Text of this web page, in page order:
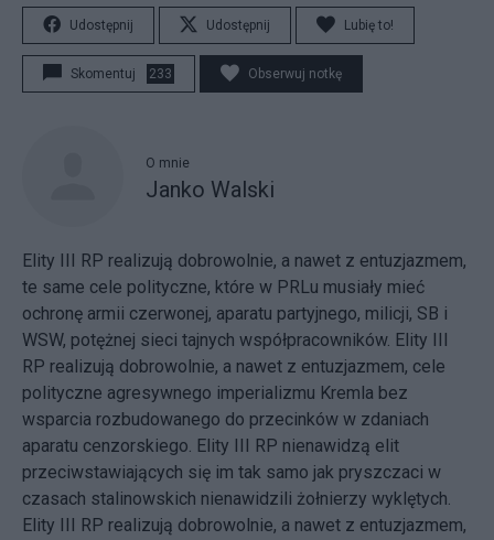
Udostępnij Udostępnij Lubię to!
Skomentuj 233 Obserwuj notkę
O mnie
Janko Walski
Elity III RP realizują dobrowolnie, a nawet z entuzjazmem,
te same cele polityczne, które w PRLu musiały mieć
ochronę armii czerwonej, aparatu partyjnego, milicji, SB i
WSW, potężnej sieci tajnych współpracowników. Elity III
RP realizują dobrowolnie, a nawet z entuzjazmem, cele
polityczne agresywnego imperializmu Kremla bez
wsparcia rozbudowanego do przecinków w zdaniach
aparatu cenzorskiego. Elity III RP nienawidzą elit
przeciwstawiających się im tak samo jak pryszczaci w
czasach stalinowskich nienawidzili żołnierzy wyklętych.
Elity III RP realizują dobrowolnie, a nawet z entuzjazmem,